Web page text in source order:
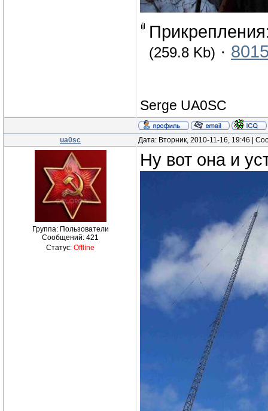
(259.8 Kb) ·
Serge UA0SC
ua0sc Дата: Вторник, 2010-11-16, 19:46 |
Группа: Пользователи
Сообщений: 421
Статус: Offline
Ну вот она и